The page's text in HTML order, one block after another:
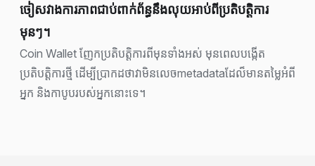
ចៀសវាងការភាពជាប់ពាក់ព័ន្ធនឹងលុយអាប់ពីប្រតិបត្ដិការ
មុនៗ។
Coin Wallet ញែកប្រតិបត្តិការពីមុនទាំងអស់ មុនពេលបង្កើត
ប្រតិបត្តិការថ្មី ដើម្បីប្រាកដថាវាមិនលេចmetadataដែល៏មានតម្លៃអំពី
អ្នក និងកាបូបរបស់អ្នកនោះទេ។